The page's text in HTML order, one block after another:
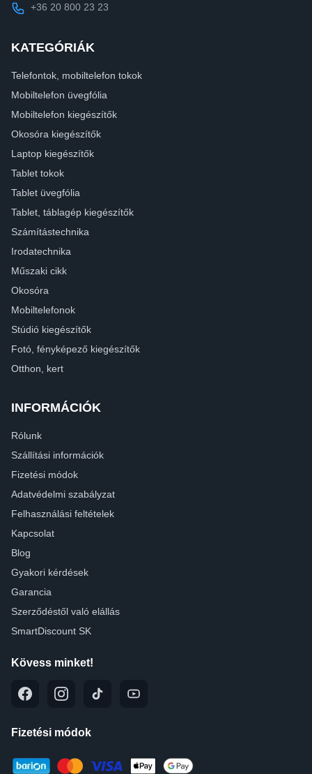
+36 20 800 23 23
KATEGÓRIÁK
Telefontok, mobiltelefon tokok
Mobiltelefon üvegfólia
Mobiltelefon kiegészítők
Okosóra kiegészítők
Laptop kiegészítők
Tablet tokok
Tablet üvegfólia
Tablet, táblagép kiegészítők
Számítástechnika
Irodatechnika
Műszaki cikk
Okosóra
Mobiltelefonok
Stúdió kiegészítők
Fotó, fényképező kiegészítők
Otthon, kert
INFORMÁCIÓK
Rólunk
Szállítási információk
Fizetési módok
Adatvédelmi szabályzat
Felhasználási feltételek
Kapcsolat
Blog
Gyakori kérdések
Garancia
Szerződéstől való elállás
SmartDiscount SK
Kövess minket!
Fizetési módok